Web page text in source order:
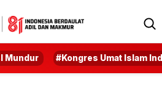
Mundur #Kongres Umat Islam